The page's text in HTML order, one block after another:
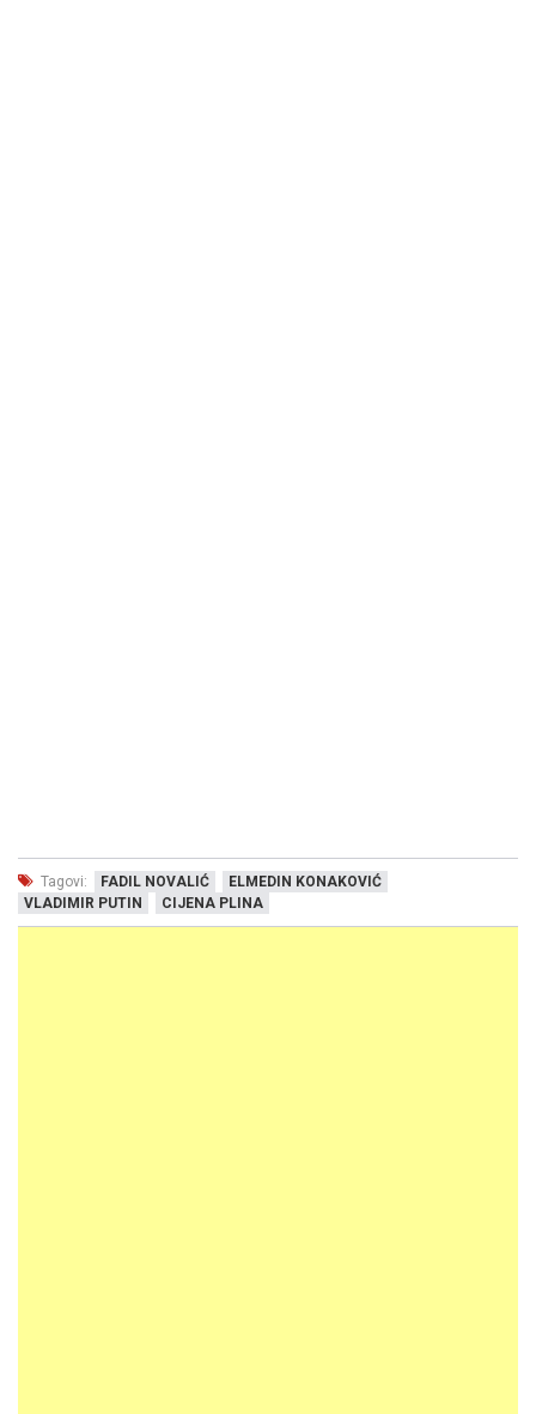
Tagovi: FADIL NOVALIĆ
ELMEDIN KONAKOVIĆ
VLADIMIR PUTIN
CIJENA PLINA